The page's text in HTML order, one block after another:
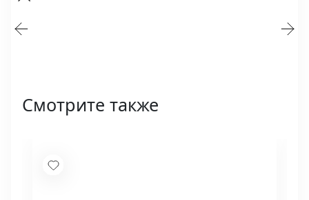
Смотрите также